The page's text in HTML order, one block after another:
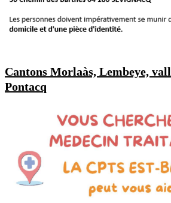
Cantons Morlaàs, Lembeye,
Pontacq